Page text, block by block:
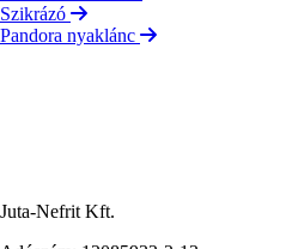
Szikrázó
Pandora nyaklánc
Juta-Nefrit Kft.